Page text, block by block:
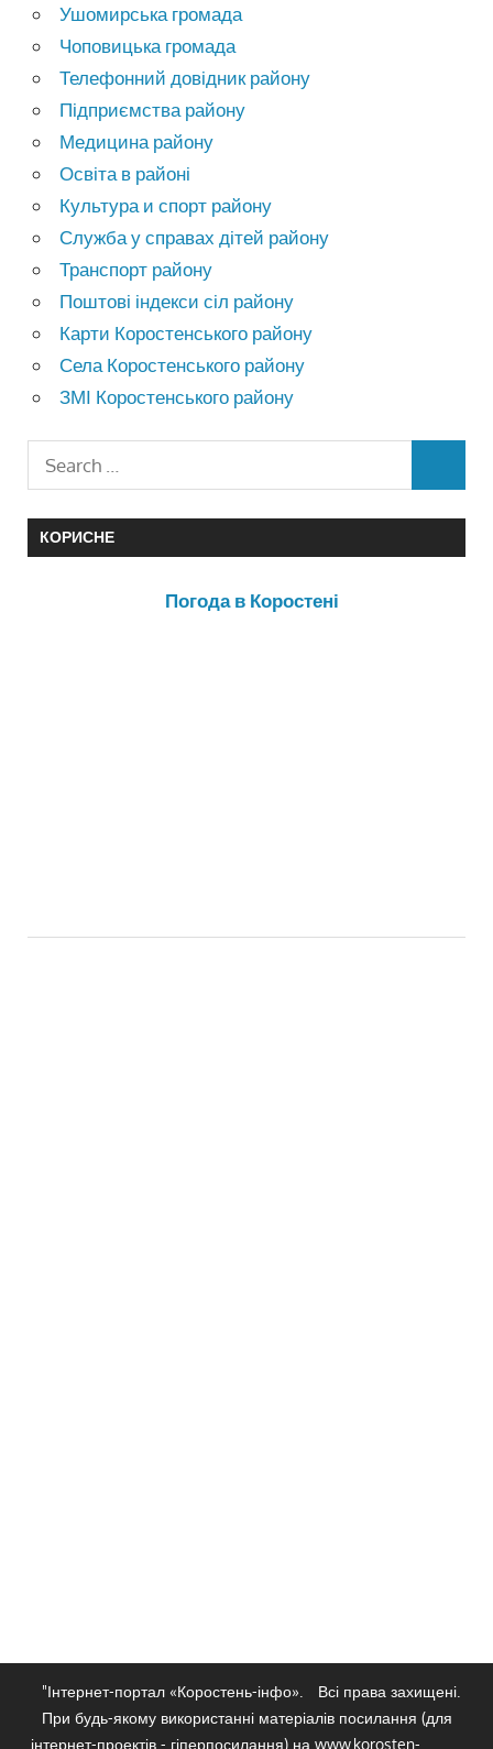
Ушомирська громада
Чоповицька громада
Телефонний довідник району
Підприємства району
Медицина району
Освіта в районі
Культура и спорт району
Служба у справах дітей району
Транспорт району
Поштові індекси сіл району
Карти Коростенського району
Села Коростенського району
ЗМІ Коростенського району
КОРИСНЕ
Погода в Коростені
"Інтернет-портал «Коростень-інфо».
Всі права захищені.
При будь-якому використанні матеріалів посилання (для
інтернет-проектів - гіперпосилання) на www.korosten-